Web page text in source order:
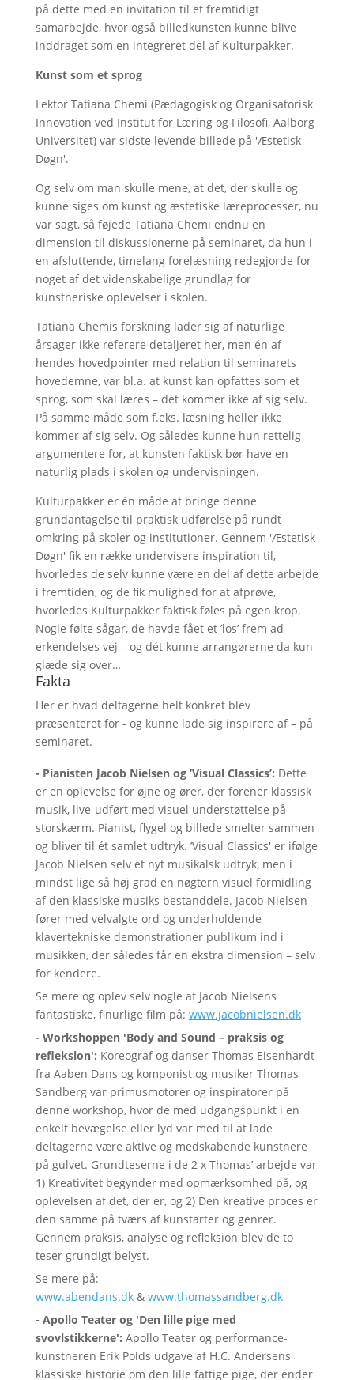
på dette med en invitation til et fremtidigt
samarbejde, hvor også billedkunsten kunne blive
inddraget som en integreret del af Kulturpakker.
Kunst som et sprog
Lektor Tatiana Chemi (Pædagogisk og Organisatorisk
Innovation ved Institut for Læring og Filosofi, Aalborg
Universitet) var sidste levende billede på 'Æstetisk
Døgn'.
Og selv om man skulle mene, at det, der skulle og
kunne siges om kunst og æstetiske læreprocesser, nu
var sagt, så føjede Tatiana Chemi endnu en
dimension til diskussionerne på seminaret, da hun i
en afsluttende, timelang forelæsning redegjorde for
noget af det videnskabelige grundlag for
kunstneriske oplevelser i skolen.
Tatiana Chemis forskning lader sig af naturlige
årsager ikke referere detaljeret her, men én af
hendes hovedpointer med relation til seminarets
hovedemne, var bl.a. at kunst kan opfattes som et
sprog, som skal læres – det kommer ikke af sig selv.
På samme måde som f.eks. læsning heller ikke
kommer af sig selv. Og således kunne hun rettelig
argumentere for, at kunsten faktisk bør have en
naturlig plads i skolen og undervisningen.
Kulturpakker er én måde at bringe denne
grundantagelse til praktisk udførelse på rundt
omkring på skoler og institutioner. Gennem 'Æstetisk
Døgn' fik en række undervisere inspiration til,
hvorledes de selv kunne være en del af dette arbejde
i fremtiden, og de fik mulighed for at afprøve,
hvorledes Kulturpakker faktisk føles på egen krop.
Nogle følte sågar, de havde fået et ’los’ frem ad
erkendelses vej – og dét kunne arrangørerne da kun
glæde sig over…
Fakta
Her er hvad deltagerne helt konkret blev
præsenteret for - og kunne lade sig inspirere af – på
seminaret.
- Pianisten Jacob Nielsen og ’Visual Classics’: Dette
er en oplevelse for øjne og ører, der forener klassisk
musik, live-udført med visuel understøttelse på
storskærm. Pianist, flygel og billede smelter sammen
og bliver til ét samlet udtryk. ’Visual Classics' er ifølge
Jacob Nielsen selv et nyt musikalsk udtryk, men i
mindst lige så høj grad en nøgtern visuel formidling
af den klassiske musiks bestanddele. Jacob Nielsen
fører med velvalgte ord og underholdende
klavertekniske demonstrationer publikum ind i
musikken, der således får en ekstra dimension – selv
for kendere.
Se mere og oplev selv nogle af Jacob Nielsens
fantastiske, finurlige film på: www.jacobnielsen.dk
- Workshoppen 'Body and Sound – praksis og
refleksion': Koreograf og danser Thomas Eisenhardt
fra Aaben Dans og komponist og musiker Thomas
Sandberg var primusmotorer og inspiratorer på
denne workshop, hvor de med udgangspunkt i en
enkelt bevægelse eller lyd var med til at lade
deltagerne være aktive og medskabende kunstnere
på gulvet. Grundteserne i de 2 x Thomas’ arbejde var
1) Kreativitet begynder med opmærksomhed på, og
oplevelsen af det, der er, og 2) Den kreative proces er
den samme på tværs af kunstarter og genrer.
Gennem praksis, analyse og refleksion blev de to
teser grundigt belyst.
Se mere på:
www.abendans.dk& www.thomassandberg.dk
- Apollo Teater og 'Den lille pige med
svovlstikkerne': Apollo Teater og performance-
kunstneren Erik Polds udgave af H.C. Andersens
klassiske historie om den lille fattige pige, der ender